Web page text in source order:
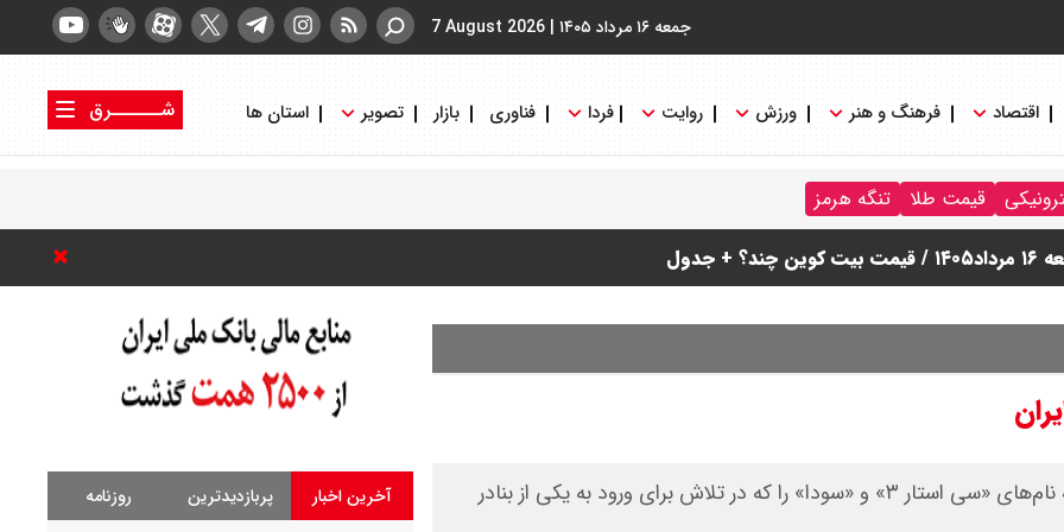
جمعه ۱۶ مرداد ۱۴۰۵ |
7 August 2026
اقتصاد فرهنگ و هنر ورزش روایت فردا فناوری بازار تصویر استان ها
شــــــرق
قیمت طلا تنگه هرمز
پرداخت نمی شود؟
شد
نیروهای آمریکایی روز جمعه دو نفتکش دارای پرچم ایران به نام‌های «سی استار ۳» و «سودا» را که در تلاش برای ورود به یکی از بنادر
آخرین اخبار پربازدیدترین روزنامه